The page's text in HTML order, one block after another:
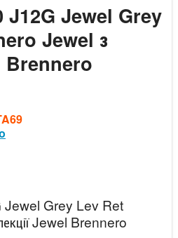
J12G Jewel Grey
Jewel з
Brennero
Jewel Grey Lev Ret
Jewel Brennero